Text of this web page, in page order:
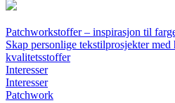
Patchworkstoffer – inspirasjon til
Skap personlige tekstilprosjekter
kvalitetsstoffer
Interesser
Interesser
Patchwork